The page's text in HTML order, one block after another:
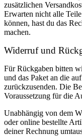
zusätzlichen
Erwarten nicht alle
können, hast du das
machen.
Widerruf und
Für Rückgaben bitten
und das Paket an die
zurückzusenden. Die
Voraussetzung für die
Unabhängig von dem
oder online bestellte
deiner Rechnung